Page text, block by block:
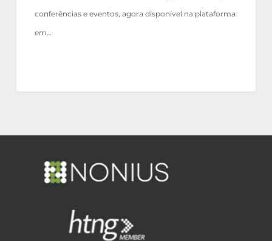
conferências e eventos, agora disponível na plataforma
em…